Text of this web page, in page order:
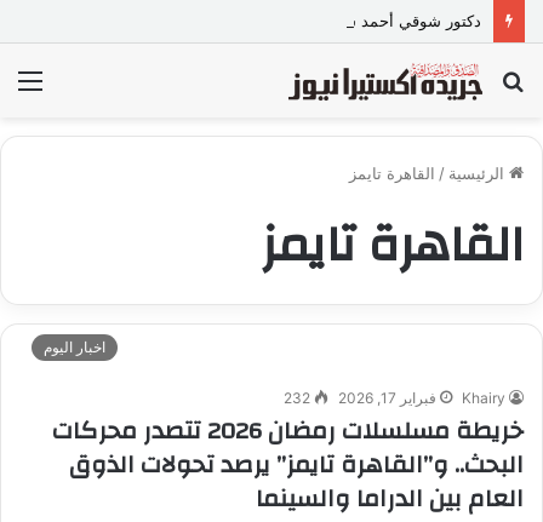
بحث
الرئيسية / القاهرة تايمز
القاهرة تايمز
اخبار اليوم
Khairy فبراير 17, 2026 232
خريطة مسلسلات رمضان 2026 تتصدر محركات
البحث.. و”القاهرة تايمز” يرصد تحولات الذوق
العام بين الدراما والسينما